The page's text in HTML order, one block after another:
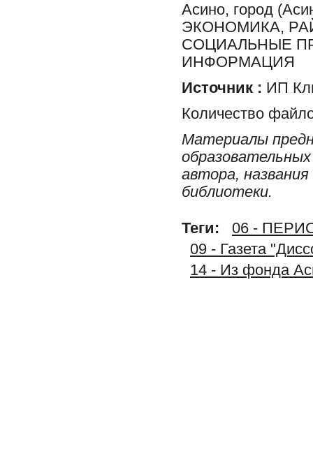
Асино, город
ЭКОНОМИКА,
СОЦИАЛЬНЫЕ
ИНФОРМАЦИЯ
Источник : ИП
Количество
Материалы
автора,
библиотеки.
Теги:
06 -
09 - Газета
14 - Из фонда